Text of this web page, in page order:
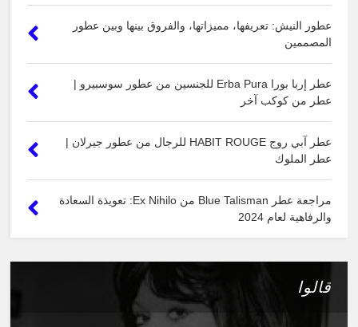
عطور النيش: تعريفها، مميزاتها، والفروق بينها وبين عطور
المصممين
عطر إربا بورا Erba Pura للجنسين من عطور سوسبيرو |
عطر من كوكب آخر
عطر آبي روج HABIT ROUGE للرجال من عطور جيرلان |
عطر الملوك
مراجعة عطر Blue Talisman من Ex Nihilo: تعويذة السعادة
والرفاهية لعام 2024
قالوا